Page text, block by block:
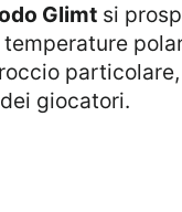
Glimtsi
giocatori.